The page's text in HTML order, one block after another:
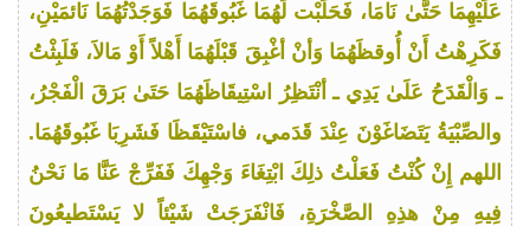
عَلَيْهِمَا حَتَّىٰ نَامَا، فَحَلَبْت لَهُمَا غَبُوقَهُمَا فَوَجَدْتُهُمَا نَائمَيْنِ،
فَكَرِهْتُ أَنْ أُوقظَهُمَا وَأنْ أغْبِقَ قَبْلَهُمَا أَهْلاً أَوْ مَالاَ، فَلَبِثْتُ
ـ وَالْقَدَحُ عَلَىٰ يَدِي ـ أنْتَظِرُ اسْتِيقَاظَهُمَا حَتَىٰ بَرَقَ الْفَجْرُ،
والصِّبْيَةُ يَتَضَاغَوْنَ عِنْدَ قَدَمي، فاسْتَيْقَظَا فَشَرِبَا غَبُوقَهُمَا.
اللهم إِنْ كُنْتُ فَعَلْتُ ذلِكَ ابْتِغَاءَ وَجْهِكَ فَفَرِّجْ عَنَّا مَا نَحْنُ
فِيهِ مِنْ هذِهِ الصَّخْرَةِ، فَانْفَرَجَتْ شَيْئاً لا يَسْتَطيعُونَ